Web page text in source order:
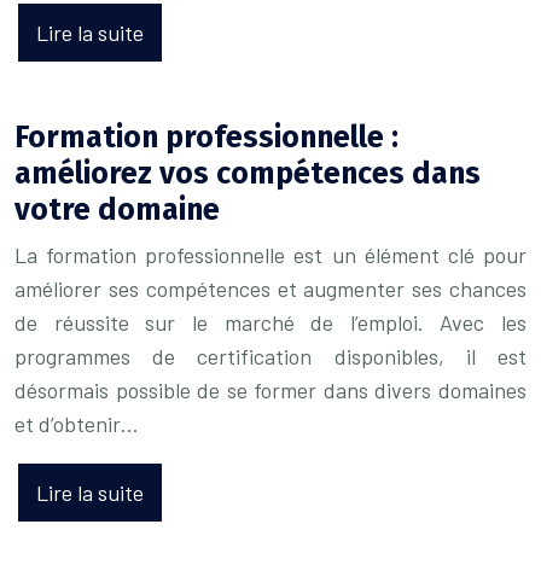
Lire la suite
Formation professionnelle :
améliorez vos compétences dans
votre domaine
La formation professionnelle est un élément clé pour
améliorer ses compétences et augmenter ses chances
de réussite sur le marché de l’emploi. Avec les
programmes de certification disponibles, il est
désormais possible de se former dans divers domaines
et d’obtenir…
Lire la suite